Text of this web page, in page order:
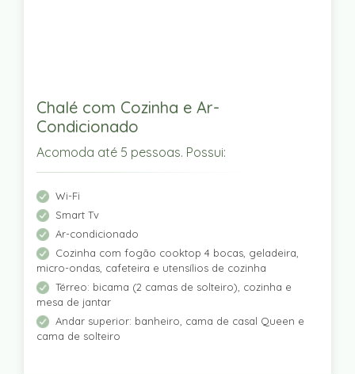
Chalé com Cozinha e Ar-
Condicionado
Acomoda até 5 pessoas. Possui:
Wi-Fi
Smart Tv
Ar-condicionado
Cozinha com fogão cooktop 4 bocas, geladeira,
micro-ondas, cafeteira e utensílios de cozinha
Térreo: bicama (2 camas de solteiro), cozinha e
mesa de jantar
Andar superior: banheiro, cama de casal Queen e
cama de solteiro